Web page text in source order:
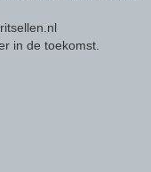
in de toekomst.